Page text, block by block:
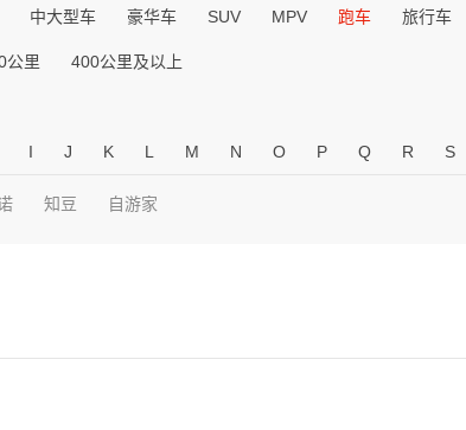
中大型车 豪华车 SUV MPV 跑车 旅行车
公里 400公里及以上
I J K L M N O P Q R S
知豆 自游家